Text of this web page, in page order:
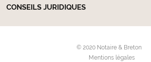
CONSEILS JURIDIQUES
© 2020 Notaire & Breton
Mentions légales